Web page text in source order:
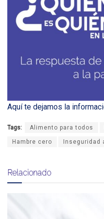
Aquí te dejamos la
Tags: Alimento para todos
Hambre cero Inseguridad
Relacionado